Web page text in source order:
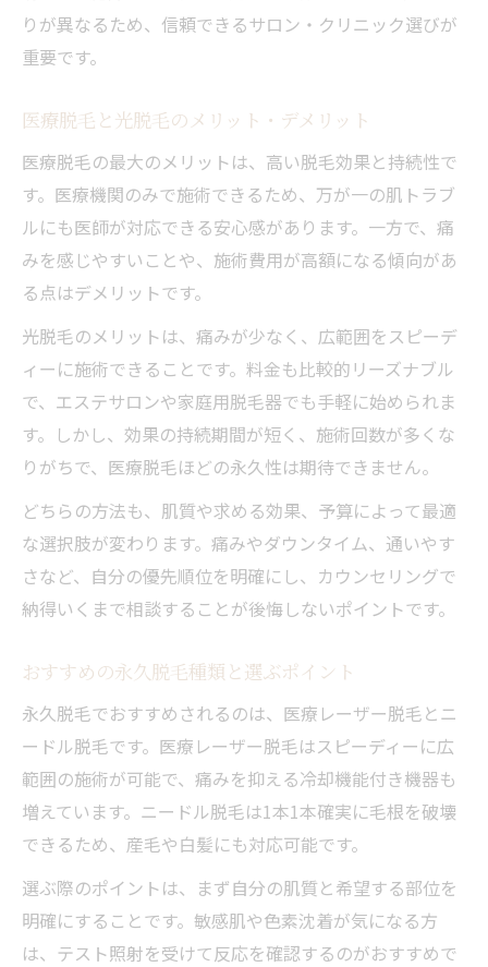
りが異なるため、信頼できるサロン・クリニック選びが
重要です。
医療脱毛と光脱毛のメリット・デメリット
医療脱毛の最大のメリットは、高い脱毛効果と持続性で
す。医療機関のみで施術できるため、万が一の肌トラブ
ルにも医師が対応できる安心感があります。一方で、痛
みを感じやすいことや、施術費用が高額になる傾向があ
る点はデメリットです。
光脱毛のメリットは、痛みが少なく、広範囲をスピーデ
ィーに施術できることです。料金も比較的リーズナブル
で、エステサロンや家庭用脱毛器でも手軽に始められま
す。しかし、効果の持続期間が短く、施術回数が多くな
りがちで、医療脱毛ほどの永久性は期待できません。
どちらの方法も、肌質や求める効果、予算によって最適
な選択肢が変わります。痛みやダウンタイム、通いやす
さなど、自分の優先順位を明確にし、カウンセリングで
納得いくまで相談することが後悔しないポイントです。
おすすめの永久脱毛種類と選ぶポイント
永久脱毛でおすすめされるのは、医療レーザー脱毛とニ
ードル脱毛です。医療レーザー脱毛はスピーディーに広
範囲の施術が可能で、痛みを抑える冷却機能付き機器も
増えています。ニードル脱毛は1本1本確実に毛根を破壊
できるため、産毛や白髪にも対応可能です。
選ぶ際のポイントは、まず自分の肌質と希望する部位を
明確にすることです。敏感肌や色素沈着が気になる方
は、テスト照射を受けて反応を確認するのがおすすめで